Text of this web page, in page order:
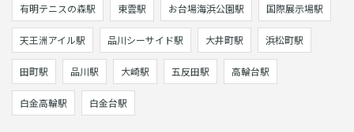
有明テニスの森駅 東雲駅 お台場海浜公園駅 国際展示場駅
天王洲アイル駅 品川シーサイド駅 大井町駅 浜松町駅
田町駅 品川駅 大崎駅 五反田駅 高輪台駅
白金高輪駅 白金台駅